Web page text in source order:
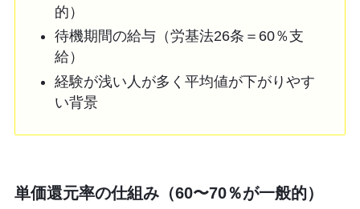
的）
待機期間の給与（労基法26条＝60％支
給）
経験が浅い人が多く平均値が下がりやす
い背景
単価還元率の仕組み（60〜70％が一般的）